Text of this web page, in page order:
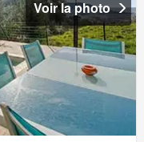
Voir la photo